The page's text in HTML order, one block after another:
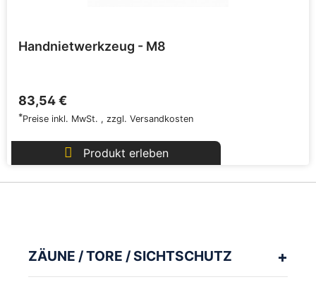
Handnietwerkzeug - M8
83,54 €
*Preise inkl. MwSt. , zzgl. Versandkosten
Produkt erleben
ZÄUNE / TORE / SICHTSCHUTZ